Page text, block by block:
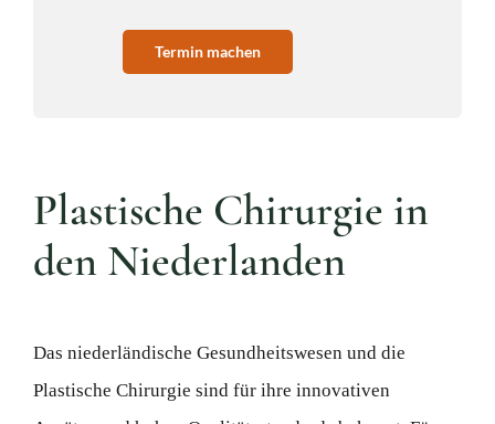
Termin machen
Plastische Chirurgie in
den Niederlanden
Das niederländische Gesundheitswesen und die
Plastische Chirurgie sind für ihre innovativen